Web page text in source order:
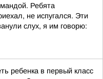
Ребята
не испугался. Эти
слух, я им говорю:
ребенка в первый класс